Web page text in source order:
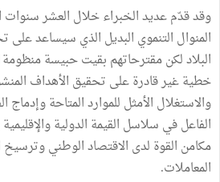
وقد قدّم عديد الخبراء خلال العشر
المنوال التنموي البديل الذي سيساعد
البلاد لكن مقترحاتهم بقيت حبيسة
خطية غير قادرة على تحقيق الأهداف
والاستغلال الأمثل للموارد المتاحة وإدماج
الفاعل في سلاسل القيمة الدولية
مكامن القوة لدى الاقتصاد الوطني
المعاملات.